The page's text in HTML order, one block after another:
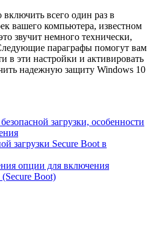
всего один раз в
вашего компьютера, известном
звучит немного технически,
параграфы помогут вам
в эти настройки и активировать
надежную защиту Windows 10
загрузки, особенности
загрузки Secure Boot в
опции для включения
(Secure Boot)